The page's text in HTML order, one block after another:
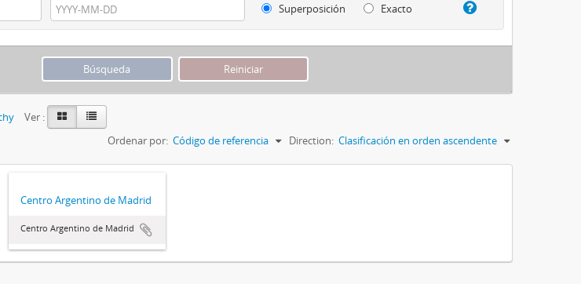
Superposición
Exacto
Ver :
Ordenar por: Código de referencia Direction: Clasificación en orden ascendente
Centro Argentino de Madrid
Centro Argentino de Madrid